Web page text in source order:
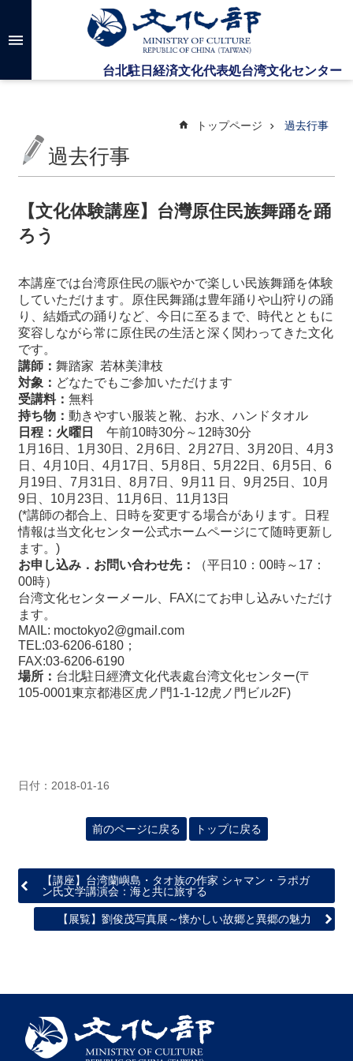
メインのコンテンツブロックにジャンプします
高
検
台
セ
ー
に
つ
い
て
最
新
情
報
と
申
込
過
去
行
事
台
湾
の
本
ク
サ
イ
トップページ 過去行事
過去行事
【文化体験講座】台灣原住民族舞踊を踊
ろう
本講座では台湾原住民の賑やかで楽しい民族舞踊を体験
していただけます。原住民舞踊は豊年踊りや山狩りの踊
り、結婚式の踊りなど、今日に至るまで、時代とともに
変容しながら常に原住民の生活と深く関わってきた文化
です。
講師： 舞踏家 若林美津枝
対象： どなたでもご参加いただけます
受講料： 無料
持ち物： 動きやすい服装と靴、お水、ハンドタオル
日程： 火曜日
午前10時30分～12時30分
1 月 16日、 1 月 30日、 2 月 6日、 2 月 27 日、 3月 20日、 4月 3
日、 4月 10日、 4月 17 日、 5月 8日、 5月 22 日、 6月 5日、 6
月 19日、 7 月 31 日、 8月 7 日、 9月 11 日、 9月 25日、 10月
9日、 10月 23日、 11 月 6日、 11 月 13日
(*講師の都合上、日時を変更する場合があります。日程
情報は当文化センター公式ホームページにて随時更新し
ます。)
お申し込み．お問い合わせ先：
（平日 10 ： 00時～ 17 ：
00時）
台湾文化センタ ー メール、 FAXにてお申し込みいただけ
ます。
MAIL: moctokyo2@gmail.com
TEL:03-6206-6180 ；
FAX:03-6206-6190
場所： 台北駐日經濟文化代表處台湾文化センター(〒
105-0001東京都港区虎ノ門1-1-12虎ノ門ビル2F)
日付：2018-01-16
前のページに戻る トップに戻る
【講座】台湾蘭嶼島・タオ族の作家 シャマン・ラポガ
ン氏文学講演会：海と共に旅する
【展覧】劉俊茂写真展～懐かしい故郷と異郷の魅力